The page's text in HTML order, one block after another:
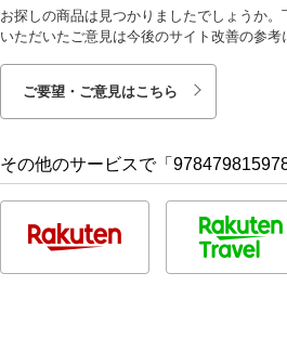
お探しの商品は見つかりましたでしょうか
いただいたご意見は今後のサイト改善の参考
ご要望・ご意見はこちら
その他のサービスで「